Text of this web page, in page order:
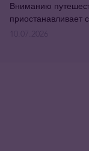
Вниманию
приостанавливает